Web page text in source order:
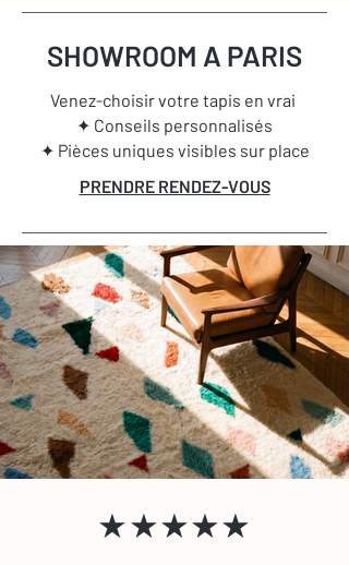
SHOWROOM A PARIS
Venez-choisir votre tapis en vrai
✦ Conseils personnalisés
✦ Pièces uniques visibles sur place
PRENDRE RENDEZ-VOUS
★★★★★